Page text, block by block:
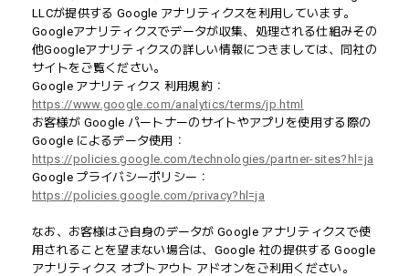
LLCが提供する Google アナリティクスを利用しています。
Googleアナリティクスでデータが収集、処理される仕組みその
他Googleアナリティクスの詳しい情報につきましては、同社の
サイトをご覧ください。
Google アナリティクス 利用規約：
https://www.google.com/analytics/terms/jp.html
お客様が Google パートナーのサイトやアプリを使用する際の
Google によるデータ使用：
https://policies.google.com/technologies/partner-sites?hl=ja
Google プライバシーポリシー：
https://policies.google.com/privacy?hl=ja
なお、お客様はご自身のデータが Google アナリティクスで使
用されることを望まない場合は、Google 社の提供する Google
アナリティクス オプトアウト アドオンをご利用ください。